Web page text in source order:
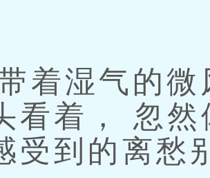
湿气的微
看着， 忽
受到的离愁